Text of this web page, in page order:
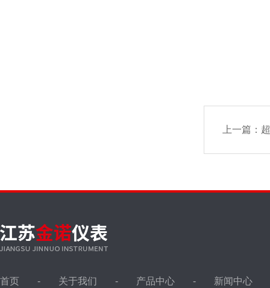
上一篇：
首页 关于我们 产品中心 新闻中心